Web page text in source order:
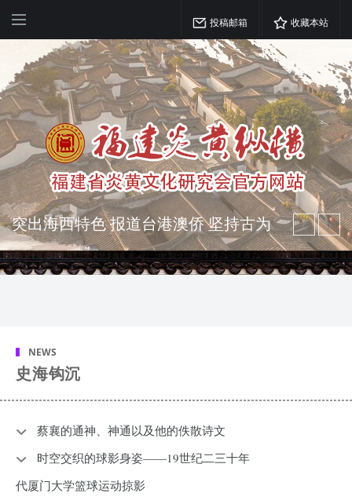
投稿邮箱 收藏本站
突出海西特色 报道台港澳侨 坚持古为
今用 力求雅俗共赏
弘扬优秀文化 振奋民族精神 介绍民族
瑰宝 宣传中华精英
NEWS
史海钩沉
蔡襄的通神、神通以及他的佚散诗文
时空交织的球影身姿——19世纪二三十年
代厦门大学篮球运动掠影